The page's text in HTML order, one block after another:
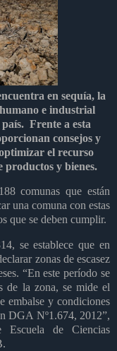
en sequía, la
e industrial
Frente a esta
consejos y
el recurso
productos y bienes.
comunas que están
una comuna con estas
que se deben cumplir.
se establece que en
zonas de escasez
“En este período se
de la zona, se mide el
embalse y condiciones
DGA Nº1.674, 2012”,
Escuela de Ciencias